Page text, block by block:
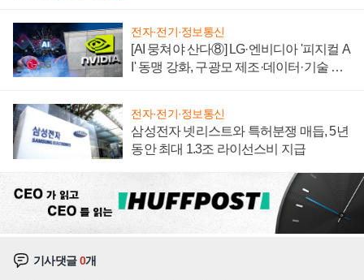
전자·전기·정보통신
[AI 뭉쳐야 산다⑧] LG·엔비디아 '피지컬 A
I' 동맹 강화, 구광모 제조·데이터·기술 결
전자·전기·정보통신
삼성전자 넷리스트와 특허분쟁 매듭, 5년
동안 최대 1.3조 라이선스비 지급
기사댓글0개